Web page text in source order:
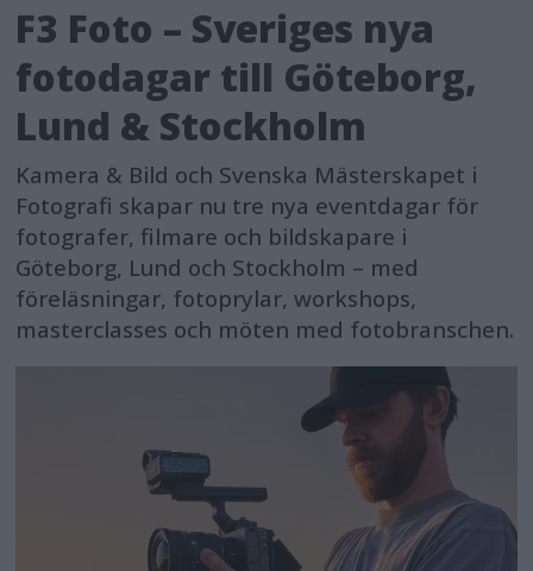
F3 Foto – Sveriges nya
fotodagar till Göteborg,
Lund & Stockholm
Kamera & Bild och Svenska Mästerskapet i
Fotografi skapar nu tre nya eventdagar för
fotografer, filmare och bildskapare i
Göteborg, Lund och Stockholm – med
föreläsningar, fotoprylar, workshops,
masterclasses och möten med fotobranschen.